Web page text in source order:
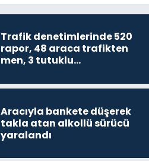
Trafik denetimlerinde 520
rapor, 48 araca trafikten
men, 3 tutuklu…
Aracıyla bankete düşerek
takla atan alkollü sürücü
yaralandı